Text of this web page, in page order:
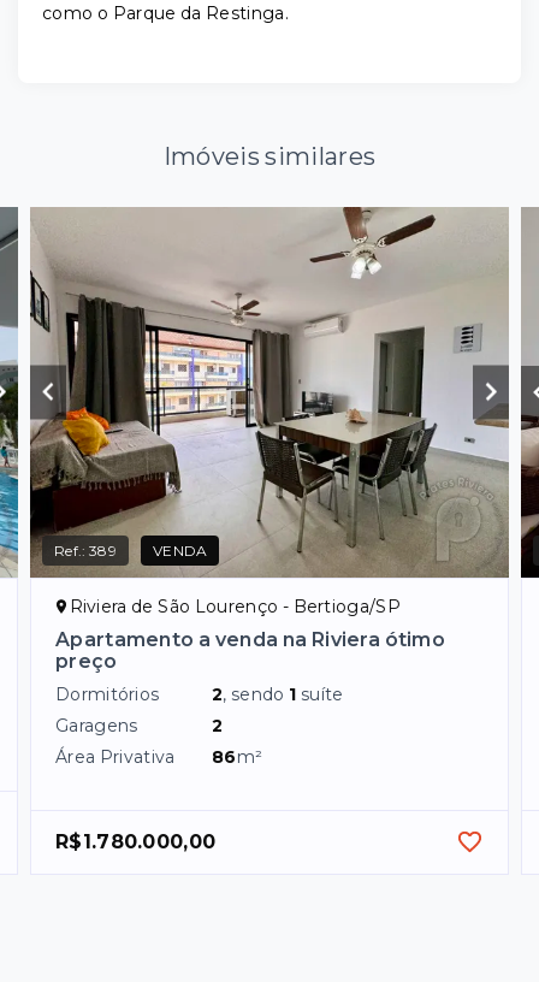
como o Parque da Restinga.
Imóveis similares
Ref.:389 VENDA
Riviera de São Lourenço - Bertioga/SP
Apartamento a venda na Riviera ótimo
preço
Dormitórios 2, sendo 1 suíte
Garagens
2
Área Privativa
86m²
R$1.780.000,00